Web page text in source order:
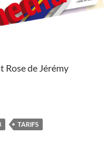
Rose de Jérémy
TARIFS